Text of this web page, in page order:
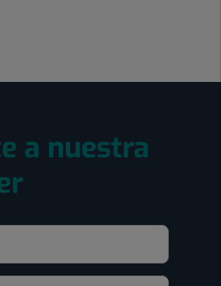
a nuestra